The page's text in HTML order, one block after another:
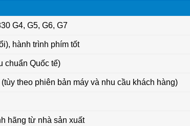
G4, G5, G6, G7
hành trình phím tốt
chuẩn Quốc tế)
theo phiên bản máy và nhu cầu khách hàng)
hãng từ nhà sản xuất